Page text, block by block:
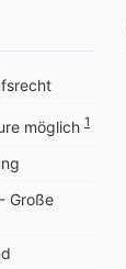
möglich 1
Große